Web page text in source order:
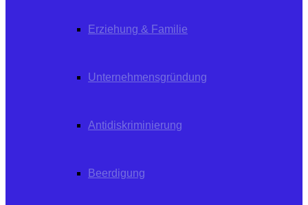
Erziehung & Familie
Unternehmensgründung
Antidiskriminierung
Beerdigung